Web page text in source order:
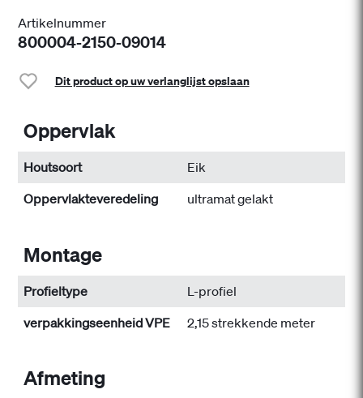
Artikelnummer
800004-2150-09014
Dit product op uw verlanglijst opslaan
Oppervlak
Houtsoort
Eik
Oppervlakteveredeling
ultramat gelakt
Montage
Profieltype
L-profiel
verpakkingseenheid VPE
2,15 strekkende meter
Afmeting